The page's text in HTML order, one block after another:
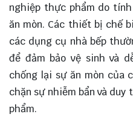
nghiệp thực phẩm do
ăn mòn. Các thiết bị chế
các dụng cụ nhà bếp
để đảm bảo vệ sinh và
chống lại sự ăn mòn của
chặn sự nhiễm bẩn và
phẩm.